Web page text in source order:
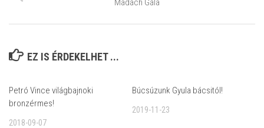
Madách Gála
EZ IS ÉRDEKELHET ...
Petró Vince világbajnoki
bronzérmes!
2018-09-07
Búcsúzunk Gyula bácsitól!
2019-11-23